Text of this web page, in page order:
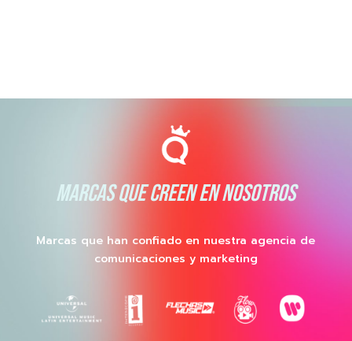
MARCAS QUE CREEN EN NOSOTROS
Marcas que han confiado en nuestra agencia de
comunicaciones y marketing